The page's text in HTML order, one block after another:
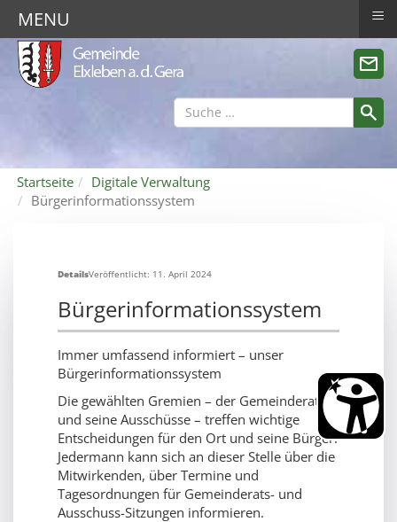
Startseite
Digitale Verwaltung
Bürgerinformationssystem
Bürgerinformationssystem
DetailsVeröffentlicht: 11. April 2024
Immer umfassend informiert – unser
Bürgerinformationssystem
Die gewählten Gremien – der Gemeinderat
und seine Ausschüsse – treffen wichtige
Entscheidungen für den Ort und seine Bürger.
Jedermann kann sich an dieser Stelle über die
Mitwirkenden, über Termine und
Tagesordnungen für Gemeinderats- und
Ausschuss-Sitzungen informieren.
MENU ≡